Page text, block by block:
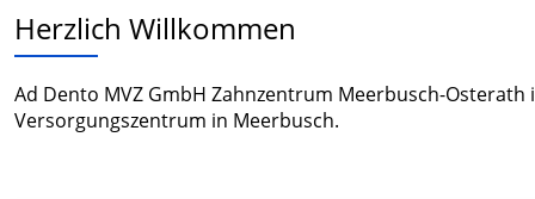
Herzlich Willkommen
Ad Dento MVZ GmbH Zahnzentrum Meerbusch-
Versorgungszentrum in Meerbusch.